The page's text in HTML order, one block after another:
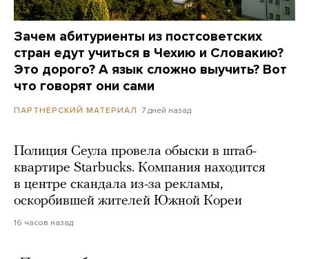
Зачем абитуриенты из постсоветских
стран едут учиться в Чехию и Словакию?
Это дорого? А язык сложно выучить? Вот
что говорят они сами
ПАРТНЕРСКИЙ МАТЕРИАЛ 7 дней назад
Полиция Сеула провела обыски в штаб-
квартире Starbucks. Компания находится
в центре скандала из-за рекламы,
оскорбившей жителей Южной Кореи
16 часов назад